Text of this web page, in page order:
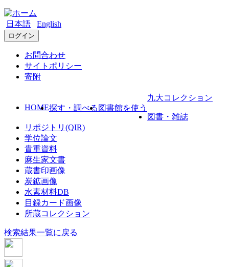
日本語 English
ログイン
お問合わせ
サイトポリシー
寄附
HOME探す・調べる 図書館を使う
九大コレクション
図書・雑誌
リポジトリ(QIR)
学位論文
貴重資料
麻生家文書
蔵書印画像
炭鉱画像
水素材料DB
目録カード画像
所蔵コレクション
検索結果一覧に戻る